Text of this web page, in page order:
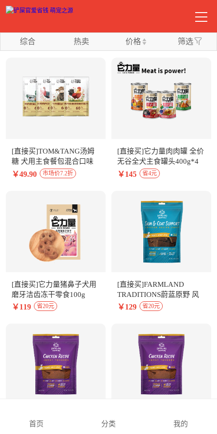
综合 热卖 价格 筛选
[直接买]TOM&TANG汤姆
糖 犬用主食餐包混合口味
100g*8包整盒装
￥49.90 市场价7.2折
[直接买]它力量肉肉罐 全价
无谷全犬主食罐头400g*4
罐 4口味组合
￥145 省4元
[直接买]它力量猪鼻子犬用
磨牙洁齿冻干零食100g
￥119 省20元
[直接买]FARMLAND
TRADITIONS蔚蓝原野 风
干鸡肉干犬用零食
￥129 省20元
TRADITIONS蔚蓝原野 风
TRADITIONS蔚蓝原野 风
首页 分类 我的